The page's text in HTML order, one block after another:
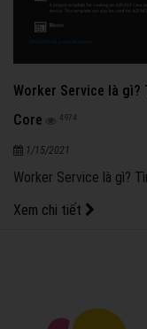
Worker Service là gì?
Core
4974
1/15/2021
Worker Service là gì?
Xem chi tiết